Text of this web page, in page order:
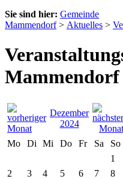
Sie sind hier: Gemeinde
Mammendorf> Aktuelles >
Mammendorf
Dezember
2024
Mo
Di Mi Do Fr Sa
So
1
2
3 4 5 6 7
8